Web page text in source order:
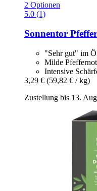
2 Optionen
5.0 (1)
Sonnentor
"Sehr gut" im
Milde
Intensive
3,29 € (59,82 € / kg)
Zustellung bis 13.